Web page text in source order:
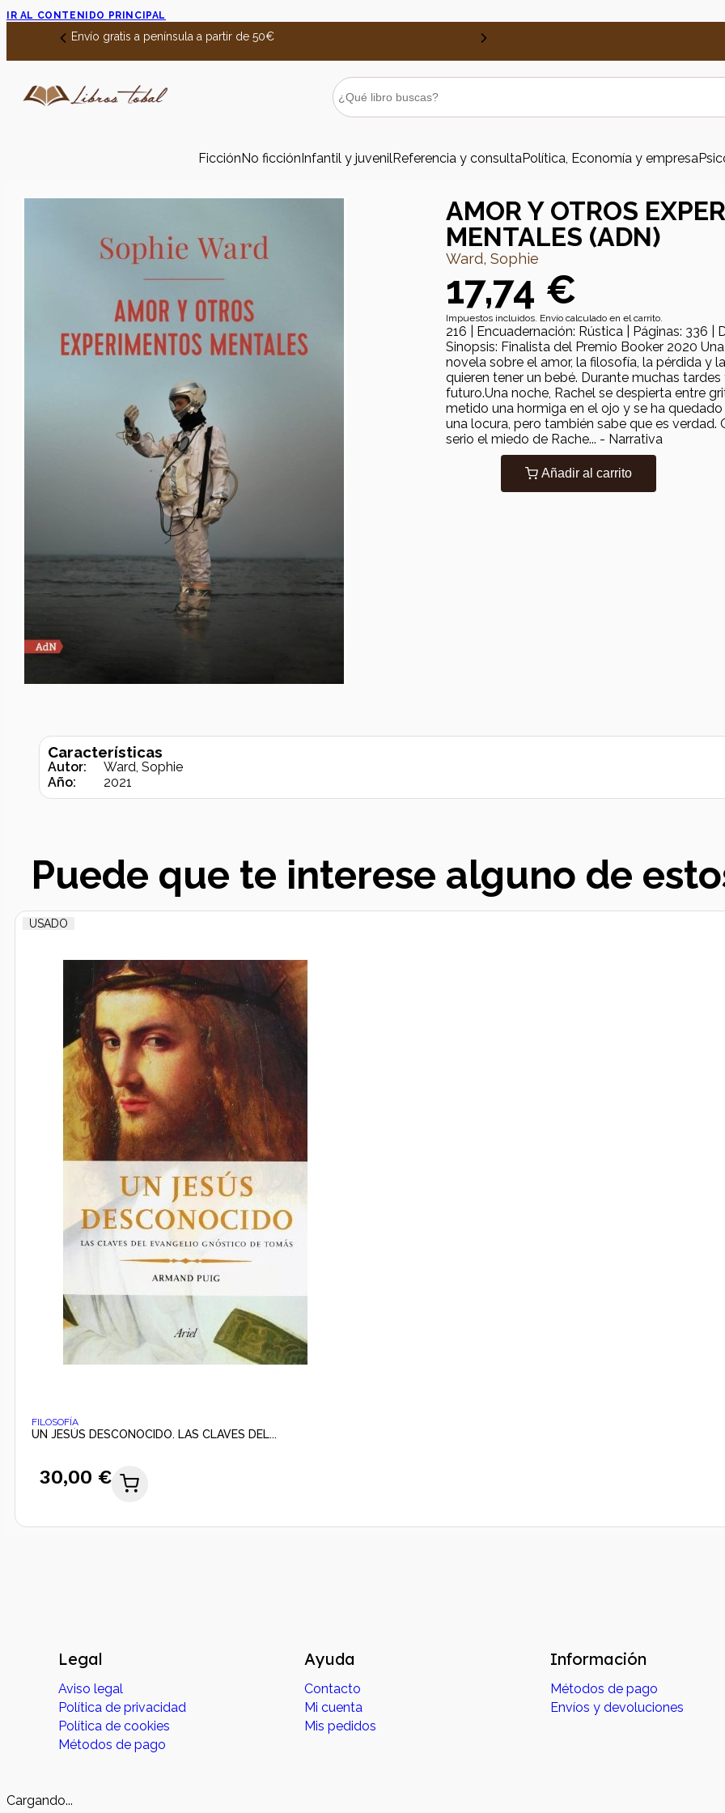
IR AL CONTENIDO PRINCIPAL
Envío gratis a península a partir de 50€
FicciónNo ficciónInfantil y juvenilReferencia y consultaPolítica, Economía y empresa
AMOR Y OTROS
MENTALES (ADN)
Ward, Sophie
17,74 €
Impuestos incluidos. Envío calculado en el carrito.
216 | Encuadernación: Rústica | Páginas: 336 |
Sinopsis: Finalista del Premio Booker 2020
novela sobre el amor, la filosofía, la pérdida y
quieren tener un bebé. Durante muchas
futuro.Una noche, Rachel se despierta entre
metido una hormiga en el ojo y se ha
una locura, pero también sabe que es
serio el miedo de Rache... - Narrativa
Añadir al carrito
Características
Autor:
Ward, Sophie
Año:
2021
Puede que te interese alguno de
USADO
FILOSOFÍA
UN JESÚS DESCONOCIDO. LAS CLAVES DEL...
30,00 €
Legal
Aviso legal
Política de privacidad
Política de cookies
Métodos de pago
Ayuda
Contacto
Mi cuenta
Mis pedidos
Información
Métodos de pago
Envíos y devoluciones
Cargando...